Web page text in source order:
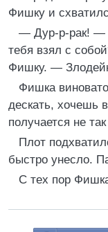
Фишку и
— Дур-р-рак! —
тебя взял с
Фишку. —
Фишка
дескать, хочешь
получается не
Плот
быстро унесло.
С тех пор